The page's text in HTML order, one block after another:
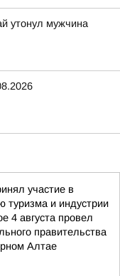
утонул мужчина
участие в
туризма и индустрии
4 августа провел
правительства
Алтае